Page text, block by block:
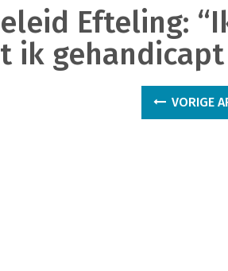
Efteling:
ik gehandicapt
VORIGE